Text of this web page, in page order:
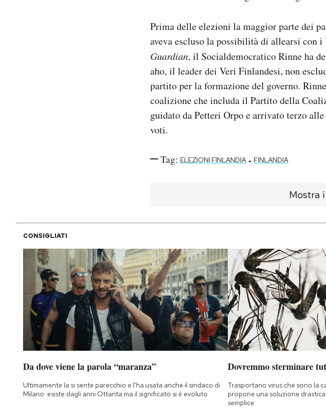
Prima delle elezioni la maggior parte dei
aveva escluso la possibilità di allearsi con
Guardian, il Socialdemocratico Rinne ha
aho, il leader dei Veri Finlandesi, non
partito per la formazione del governo.
coalizione che includa il Partito della
guidato da Petteri Orpo e arrivato terzo
voti.
Tag: ELEZIONI FINLANDIA - FINLANDIA
Mostra
CONSIGLIATI
Da dove viene la parola “maranza”
Ultimamente la si sente parecchio e l'ha usata anche il sindaco di
Milano: esiste dagli anni Ottanta ma il significato si è evoluto
Dovremmo sterminare
Trasportano virus che sono la
propone una soluzione
semplice